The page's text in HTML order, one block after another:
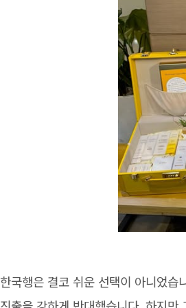
한국행은 결코 쉬운 선택이 아니었